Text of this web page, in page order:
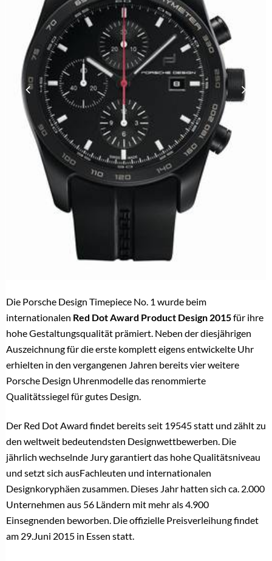
Die Porsche Design Timepiece No. 1 wurde beim
internationalen Red Dot Award Product Design 2015für ihre
hohe Gestaltungsqualität prämiert. Neben der diesjährigen
Auszeichnung für die erste komplett eigens entwickelte Uhr
erhielten in den vergangenen Jahren bereits vier weitere
Porsche Design Uhrenmodelle das renommierte
Qualitätssiegel für gutes Design.
Der Red Dot Award findet bereits seit 19545 statt und zählt zu
den weltweit bedeutendsten Designwettbewerben. Die
jährlich wechselnde Jury garantiert das hohe Qualitätsniveau
und setzt sich ausFachleuten und internationalen
Designkoryphäen zusammen. Dieses Jahr hatten sich ca. 2.000
Unternehmen aus 56 Ländern mit mehr als 4.900
Einsegnenden beworben. Die offizielle Preisverleihung findet
am 29.Juni 2015 in Essen statt.